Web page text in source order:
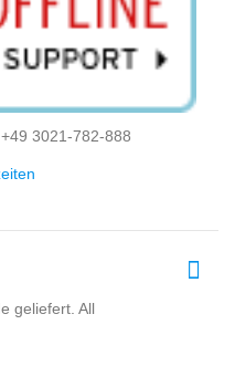
3021-782-888
geliefert. All